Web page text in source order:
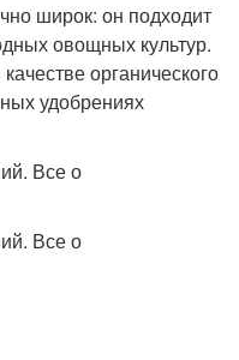
широк: он подходит
овощных культур.
органического
удобрениях